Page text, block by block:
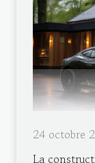
24 octobre
La